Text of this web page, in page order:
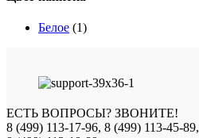
Белое (1)
ЕСТЬ ВОПРОСЫ? ЗВОНИТЕ!
8 (499) 113-17-96, 8 (499) 113-45-89,